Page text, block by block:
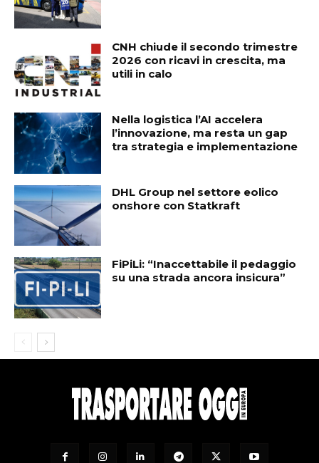
CNH chiude il secondo trimestre
2026 con ricavi in crescita, ma
utili in calo
Nella logistica l’AI accelera
l’innovazione, ma resta un gap
tra strategia e implementazione
DHL Group nel settore eolico
onshore con Statkraft
FiPiLi: “Inaccettabile il pedaggio
su una strada ancora insicura”